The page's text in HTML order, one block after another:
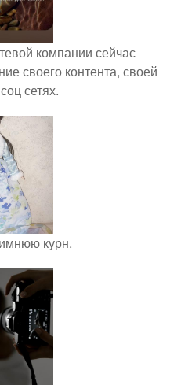
компании сейчас
своего контента, своей
сетях.
курн.